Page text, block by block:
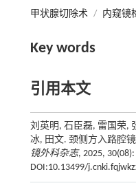
甲状腺切除术 / 内窥镜
Key words
引用本文
刘英明, 石臣磊, 雷国荣,
冰, 田文. 颈侧方入路腔
镜外科杂志, 2025,
DOI:10.13499/